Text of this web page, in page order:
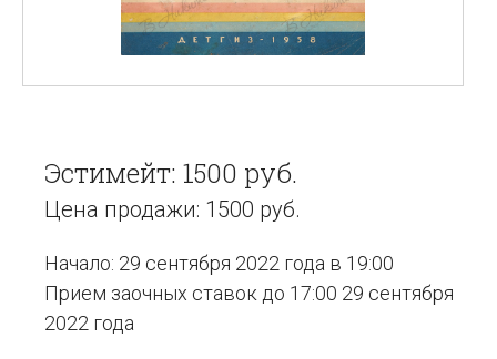
Эстимейт: 1500 руб.
Цена продажи: 1500 руб.
Начало: 29 сентября 2022 года в 19:00
Прием заочных ставок до 17:00 29 сентября
2022 года